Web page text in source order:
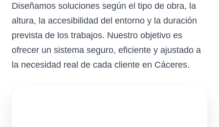
Diseñamos soluciones según el tipo de obra, la
altura, la accesibilidad del entorno y la duración
prevista de los trabajos. Nuestro objetivo es
ofrecer un sistema seguro, eficiente y ajustado a
la necesidad real de cada cliente en Cáceres.